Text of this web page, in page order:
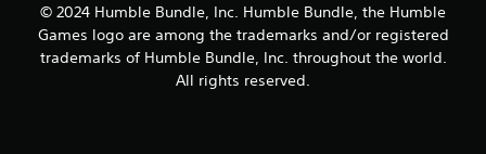
© 2024 Humble Bundle, Inc. Humble Bundle, the Humble
Games logo are among the trademarks and/or registered
trademarks of Humble Bundle, Inc. throughout the world.
All rights reserved.